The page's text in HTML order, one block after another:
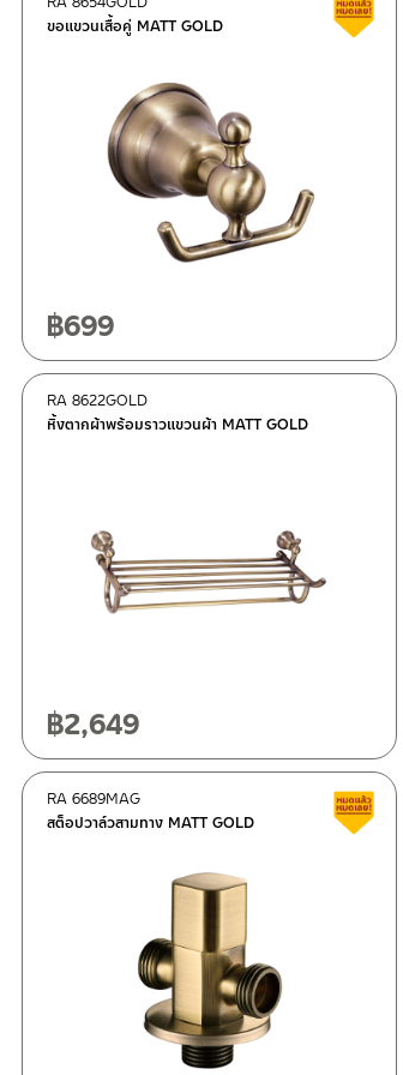
ขอแขวนเสื้อคู่ MATT GOLD
฿699
หิ้งตากผ้าพร้อมราวแขวนผ้า MATT GOLD
RA 8622GOLD
฿2,649
สต็อปวาล์วสามทาง MATT GOLD
RA 6689MAG